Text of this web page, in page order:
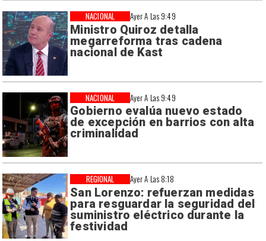
Ayer A Las 9:49
Ministro Quiroz detalla
megarreforma tras cadena
nacional de Kast
NACIONAL
Ayer A Las 9:49
Gobierno evalúa nuevo estado
de excepción en barrios con alta
criminalidad
NACIONAL
Ayer A Las 8:18
San Lorenzo: refuerzan medidas
para resguardar la seguridad del
suministro eléctrico durante la
festividad
REGIONAL